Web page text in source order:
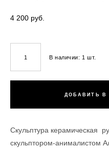
4 200 pуб.
В наличии: 1 шт.
ДОБАВИТЬ В
Скульптура керамическая
скульптором-анималистом